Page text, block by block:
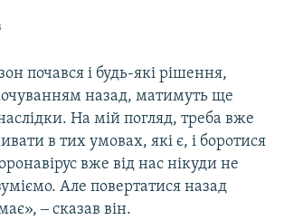
почався і будь-які рішення,
назад, матимуть ще
На мій погляд, треба вже
в тих умовах, які є, і боротися
вже від нас нікуди не
Але повертатися назад
‒ сказав він.